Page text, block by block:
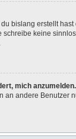
bislang erstellt
keine
mich anzumelden.
andere